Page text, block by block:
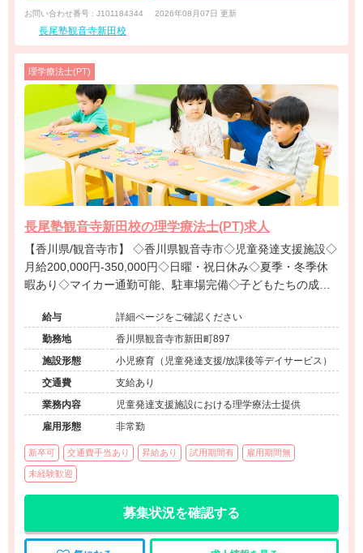
お問い合わせ番号 : J101184344 2026年08月07日 更新
長尾塾観音寺新田校
理学療法士(PT)
長尾塾観音寺新田校の理学療法士(PT)求人
【香川県/観音寺市】 ◇香川県観音寺市◇児童発達支援施設◇
月給200,000円-350,000円◇日曜・祝日休み◇夏季・冬季休
暇あり◇マイカー通勤可能、駐車場完備◇子どもたちの成長
給与
詳細ページをご確認ください
勤務地
香川県観音寺市新田町897
施設形態
小児療育（児童発達支援/放課後等デイサービス）
交通費
支給あり
業務内容
児童発達支援施設における理学療法士提供
雇用形態
非常勤
新卒可 交通費手当あり 昇給あり 試用期間有 雇用期間無
未経験歓迎
募集状況を確認する